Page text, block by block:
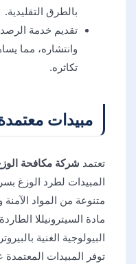
بالطرق التقليدية.
تقديم خدمة
وانتشاره، مما
تكاثره.
مبيدات
تعتمد شركة مكافحة
المبيدات لطرد الوزغ
متنوعة من المواد
مادة السيترونيللا
البيولوجية الغنية
توفر المبيدات المعتمدة